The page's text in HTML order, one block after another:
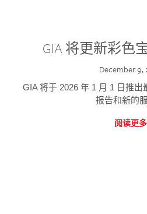
GIA 将更新彩色
December 9,
GIA 将于 2026 年 1 月 1 日推
报告和新的服
阅读更多